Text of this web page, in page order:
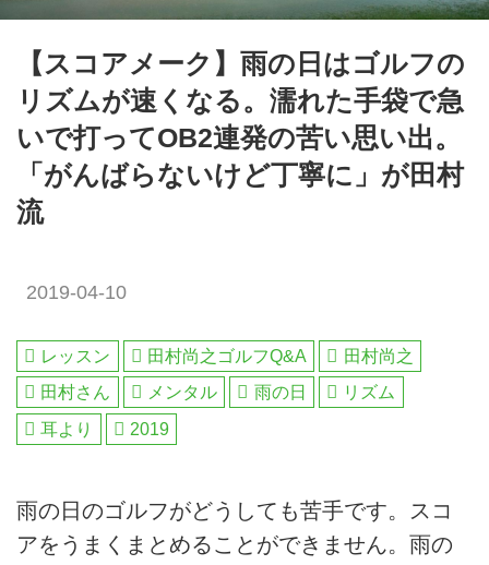
【スコアメーク】雨の日はゴルフの
リズムが速くなる。濡れた手袋で急
いで打ってOB2連発の苦い思い出。
「がんばらないけど丁寧に」が田村
流
2019-04-10
レッスン 田村尚之ゴルフQ&A
田村尚之
田村さん
メンタル 雨の日
リズム
耳より
2019
雨の日のゴルフがどうしても苦手です。スコ
アをうまくまとめることができません。雨の